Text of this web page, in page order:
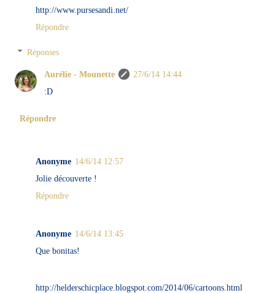
http://www.pursesandi.net/
Répondre
Réponses
Aurélie - Mounette
27/6/14 14:44
:D
Répondre
Anonyme 14/6/14 12:57
Jolie découverte !
Répondre
Anonyme 14/6/14 13:45
Que bonitas!
http://helderschicplace.blogspot.com/2014/06/cartoons.html